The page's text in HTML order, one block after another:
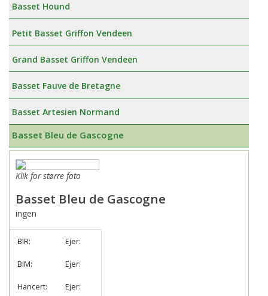
Basset Hound
Petit Basset Griffon Vendeen
Grand Basset Griffon Vendeen
Basset Fauve de Bretagne
Basset Artesien Normand
Basset Bleu de Gascogne
Klik for større foto
Basset Bleu de Gascogne
ingen
BIR: Ejer:
BIM: Ejer:
Hancert: Ejer: